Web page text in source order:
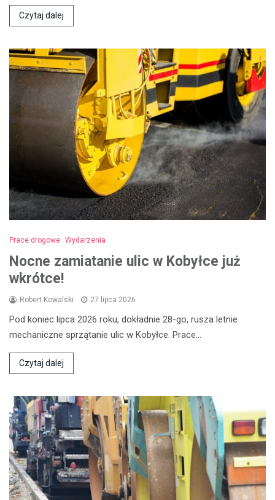
Czytaj dalej
Prace drogowe Wydarzenia
Nocne zamiatanie ulic w Kobyłce już
wkrótce!
Robert Kowalski 27 lipca 2026
Pod koniec lipca 2026 roku, dokładnie 28-go, rusza letnie
mechaniczne sprzątanie ulic w Kobyłce. Prace…
Czytaj dalej